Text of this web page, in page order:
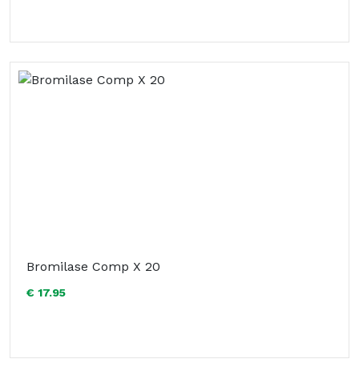
Bromilase Comp X 20
€ 17.95